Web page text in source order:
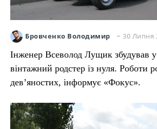
Бровченко Володимир 30 Липня
Інженер Всеволод Лущик збудував
вінтажний родстер із нуля. Роботи
дев’яностих, інформує «Фокус».